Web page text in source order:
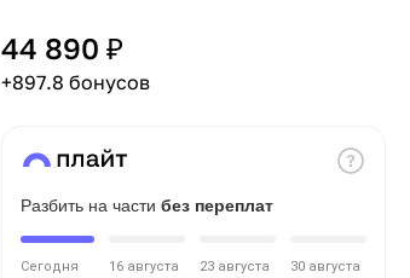
44 890 ₽
+897.8 бонусов
Разбить на части без переплат
Сегодня 16 августа 23 августа 30 августа